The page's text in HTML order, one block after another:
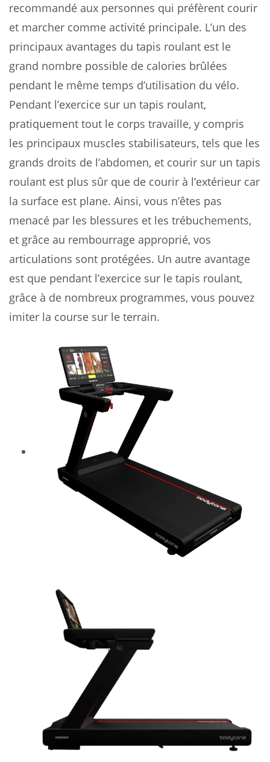
recommandé aux personnes qui préfèrent courir
et marcher comme activité principale. L’un des
principaux avantages du tapis roulant est le
grand nombre possible de calories brûlées
pendant le même temps d’utilisation du vélo.
Pendant l’exercice sur un tapis roulant,
pratiquement tout le corps travaille, y compris
les principaux muscles stabilisateurs, tels que les
grands droits de l’abdomen, et courir sur un tapis
roulant est plus sûr que de courir à l’extérieur car
la surface est plane. Ainsi, vous n’êtes pas
menacé par les blessures et les trébuchements,
et grâce au rembourrage approprié, vos
articulations sont protégées. Un autre avantage
est que pendant l’exercice sur le tapis roulant,
grâce à de nombreux programmes, vous pouvez
imiter la course sur le terrain.